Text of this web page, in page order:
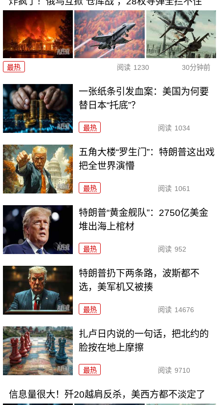
最热 阅读 1230 30分钟前
一张纸条引发血案：美国为何要
替日本“托底”？
最热 阅读 1034
五角大楼“罗生门”：特朗普这出戏
把全世界演懵
最热 阅读 1061
特朗普“黄金舰队”：2750亿美金
堆出海上棺材
最热 阅读 952
特朗普扔下两条路，波斯都不
选，美军机又被揍
最热 阅读 14676
扎卢日内说的一句话，把北约的
脸按在地上摩擦
最热 阅读 9710
信息量很大！歼20越肩反杀，美西方都不淡定了